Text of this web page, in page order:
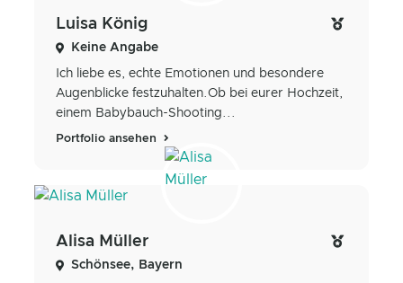
Luisa König
Keine Angabe
Ich liebe es, echte Emotionen und besondere
Augenblicke festzuhalten.Ob bei eurer Hochzeit,
einem Babybauch-Shooting...
Portfolio ansehen
Alisa Müller
Schönsee, Bayern